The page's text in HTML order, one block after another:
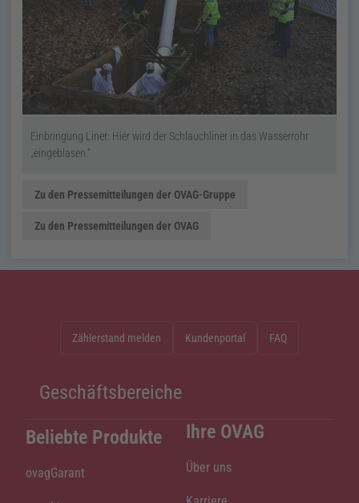
Einbringung Liner: Hier wird der Schlauchliner in das Wasserrohr
„eingeblasen.“
Zu den Pressemitteilungen der OVAG-Gruppe
Zu den Pressemitteilungen der OVAG
Zählerstand melden Kundenportal FAQ
Geschäftsbereiche
Beliebte Produkte
ovagGarant
Ihre OVAG
Über uns